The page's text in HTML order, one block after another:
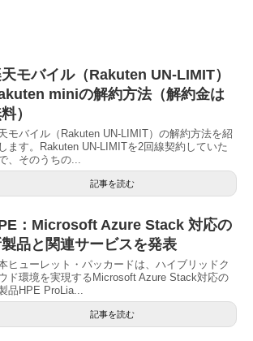
モバイル（Rakuten UN-LIMIT）
miniの解約方法（解約金は
）
モバイル（Rakuten UN-LIMIT）の解約方法を紹
ます。Rakuten UN-LIMITを2回線契約していた
、そのうちの...
記事を読む
：Microsoft Azure Stack 対応の
品と関連サービスを発表
ヒューレット・パッカードは、ハイブリッドク
ド環境を実現するMicrosoft Azure Stack対応の
品HPE ProLia...
記事を読む